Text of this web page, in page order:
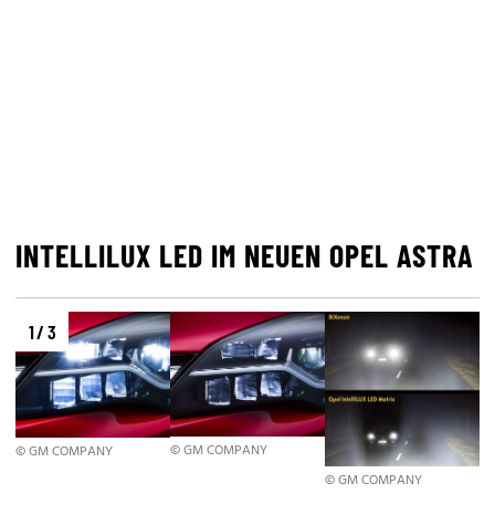
INTELLILUX LED IM NEUEN OPEL ASTRA
1 / 3
© GM COMPANY
© GM COMPANY
© GM COMPANY